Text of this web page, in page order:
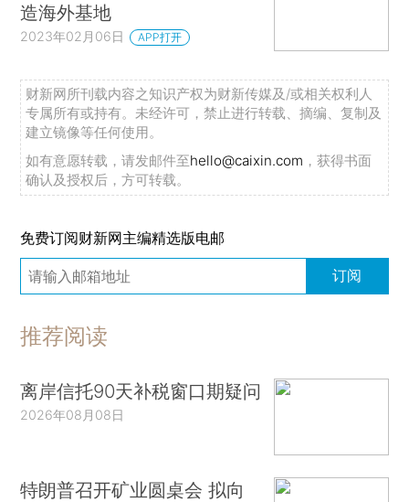
造海外基地
2023年02月06日 APP打开
财新网所刊载内容之知识产权为财新传媒及/或相关权利人
专属所有或持有。未经许可，禁止进行转载、摘编、复制及
建立镜像等任何使用。
如有意愿转载，请发邮件至hello@caixin.com ，获得书面
确认及授权后，方可转载。
免费订阅财新网主编精选版电邮
订阅
推荐阅读
离岸信托90天补税窗口期疑问
2026年08月08日
特朗普召开矿业圆桌会 拟向